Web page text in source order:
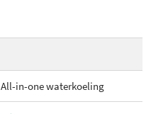
All-in-one waterkoeling